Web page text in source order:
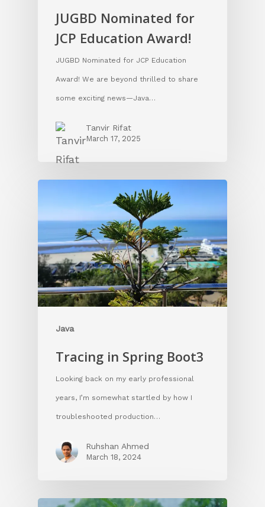
JUGBD Nominated for
JCP Education Award!
JUGBD Nominated for JCP Education
Award! We are beyond thrilled to share
some exciting news—Java…
Tanvir Rifat
March 17, 2025
Java
Tracing in Spring Boot3
Looking back on my early professional
years, I’m somewhat startled by how I
troubleshooted production…
Ruhshan Ahmed
March 18, 2024